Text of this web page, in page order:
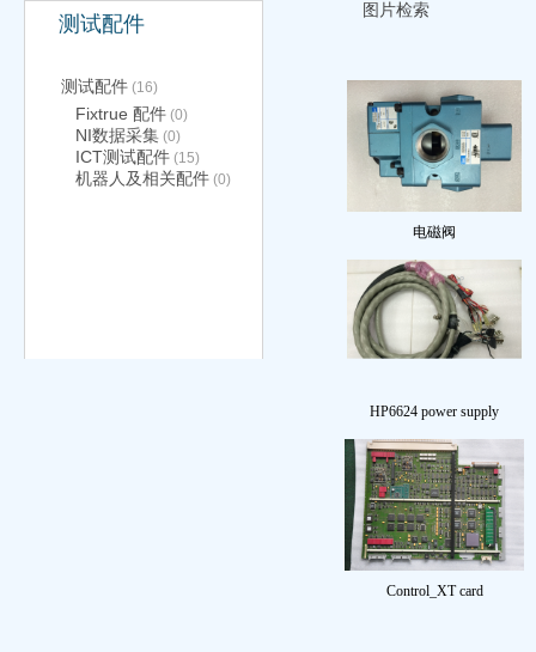
图片检索
电磁阀
HP6624 power supply
Control_XT card
测试配件
测试配件 (16)
Fixtrue 配件 (0)
NI数据采集 (0)
ICT测试配件 (15)
机器人及相关配件 (0)